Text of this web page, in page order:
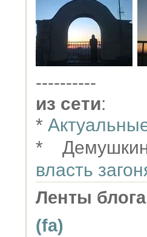
----------
из сети:
*
*
власть
Ленты
(fa)